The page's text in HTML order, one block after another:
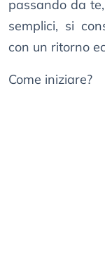
passando da
semplici, si
con un ritorno
Come iniziare?